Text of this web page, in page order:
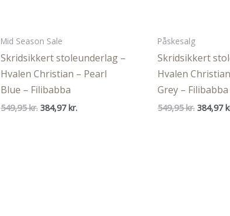
Mid Season Sale
Skridsikkert stoleunderlag –
Hvalen Christian – Pearl
Blue – Filibabba
549,95kr. Den
384,97kr.
Påskesalg
Skridsikkert
Hvalen
Grey – Filibabba
549,95kr. Den
384,97